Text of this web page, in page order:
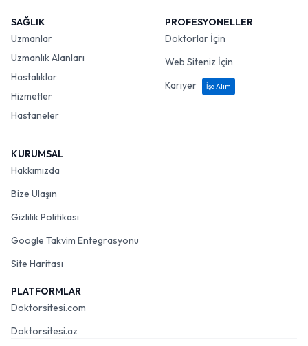
SAĞLIK
Uzmanlar
Uzmanlık Alanları
Hastalıklar
Hizmetler
Hastaneler
PROFESYONELLER
Doktorlar İçin
Web Siteniz İçin
Kariyer
İşe Alım
KURUMSAL
Hakkımızda
Bize Ulaşın
Gizlilik Politikası
Google Takvim Entegrasyonu
Site Haritası
PLATFORMLAR
Doktorsitesi.com
Doktorsitesi.az